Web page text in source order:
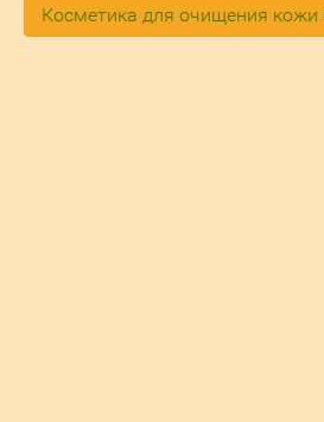
Косметика для очищения кожи